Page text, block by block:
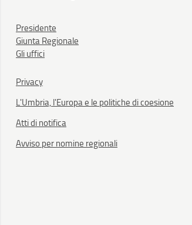
Presidente
Giunta Regionale
Gli uffici
Privacy
L'Umbria, l'Europa e le politiche di coesione
Atti di notifica
Avviso per nomine regionali